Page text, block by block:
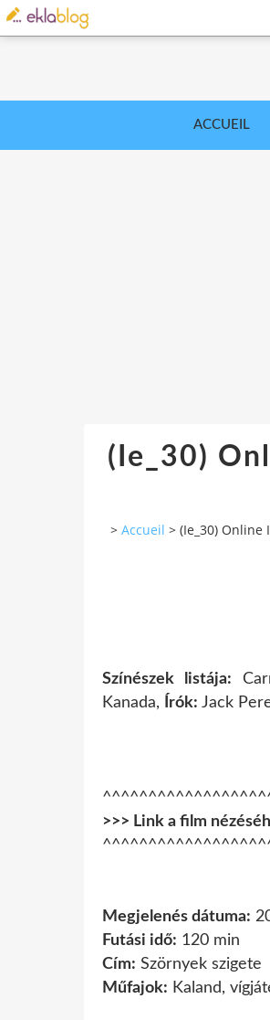
ACCUEIL
(Ie_30)
> Accueil > (Ie_30) Online
Színészek listája:
Kanada,
Írók: Jack
>>> Link a film
Megjelenés dátuma:
Futási idő: 120 min
Cím: Szörnyek szigete
Műfajok: Kaland,